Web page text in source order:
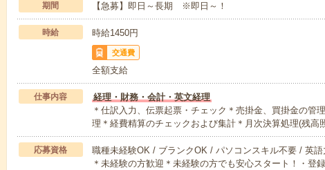
期間 【急募】即日～長期 ※即日～！
時給 時給1450円
交通費
全額支給
仕事内容
経理・財務・会計・英文経理
＊仕訳入力、伝票起票・チェック＊売掛金、買掛金の管
理＊経費精算のチェックおよび集計＊月次決算処理(残高
応募資格
職種未経験OK / ブランクOK / パソコンスキル不要 / 英語
＊未経験の方歓迎＊未経験の方でも安心スタート！・登